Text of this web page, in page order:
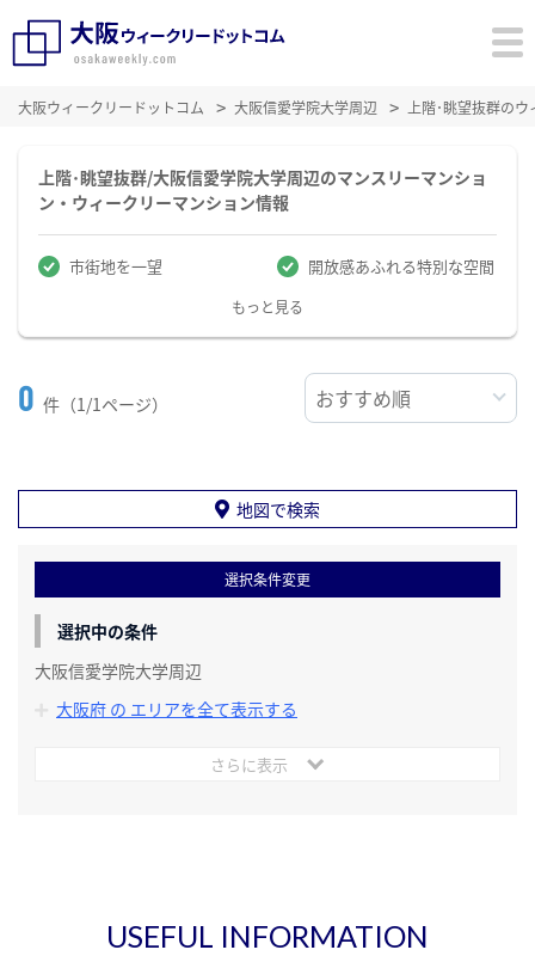
大阪ウィークリードットコム 大阪信愛学院大学周辺 上階･眺望抜群の
上階･眺望抜群/大阪信愛学院大学周辺のマンスリーマンショ
ン・ウィークリーマンション情報
市街地を一望 開放感あふれる特別な空間
もっと見る
0 件（1/1ページ）
地図で検索
選択条件変更
選択中の条件
大阪信愛学院大学周辺
大阪府 の エリアを全て表示する
さらに表示
USEFUL INFORMATION